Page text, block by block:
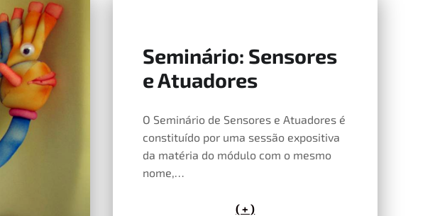
Seminário: Sensores
e Atuadores
O Seminário de Sensores e Atuadores é
constituído por uma sessão expositiva
da matéria do módulo com o mesmo
nome,…
( + )
15 de Maio, 2026